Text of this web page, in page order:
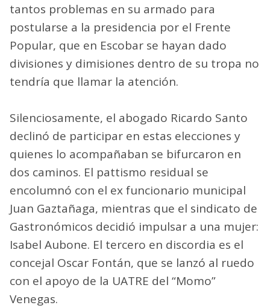
tantos problemas en su armado para
postularse a la presidencia por el Frente
Popular, que en Escobar se hayan dado
divisiones y dimisiones dentro de su tropa no
tendría que llamar la atención.
Silenciosamente, el abogado Ricardo Santo
declinó de participar en estas elecciones y
quienes lo acompañaban se bifurcaron en
dos caminos. El pattismo residual se
encolumnó con el ex funcionario municipal
Juan Gaztañaga, mientras que el sindicato de
Gastronómicos decidió impulsar a una mujer:
Isabel Aubone. El tercero en discordia es el
concejal Oscar Fontán, que se lanzó al ruedo
con el apoyo de la UATRE del “Momo”
Venegas.